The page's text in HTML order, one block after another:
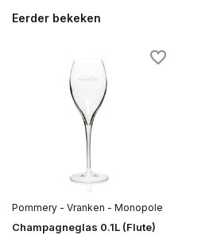
Eerder bekeken
Pommery - Vranken - Monopole
Champagneglas 0.1L (Flute)